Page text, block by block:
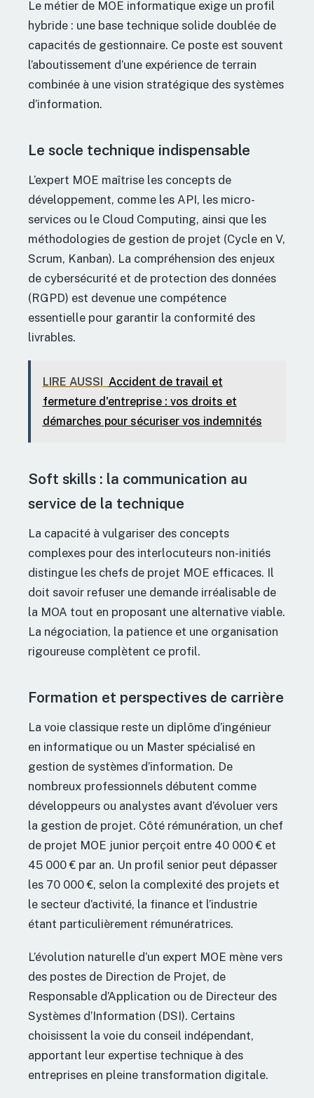
Le métier de MOE informatique exige un profil
hybride : une base technique solide doublée de
capacités de gestionnaire. Ce poste est souvent
l’aboutissement d’une expérience de terrain
combinée à une vision stratégique des systèmes
d’information.
Le socle technique indispensable
L’expert MOE maîtrise les concepts de
développement, comme les API, les micro-
services ou le Cloud Computing, ainsi que les
méthodologies de gestion de projet (Cycle en V,
Scrum, Kanban). La compréhension des enjeux
de cybersécurité et de protection des données
(RGPD) est devenue une compétence
essentielle pour garantir la conformité des
livrables.
LIRE AUSSI
Accident de travail et
fermeture d'entreprise : vos droits et
démarches pour sécuriser vos indemnités
Soft skills : la communication au
service de la technique
La capacité à vulgariser des concepts
complexes pour des interlocuteurs non-initiés
distingue les chefs de projet MOE efficaces. Il
doit savoir refuser une demande irréalisable de
la MOA tout en proposant une alternative viable.
La négociation, la patience et une organisation
rigoureuse complètent ce profil.
Formation et perspectives de carrière
La voie classique reste un diplôme d’ingénieur
en informatique ou un Master spécialisé en
gestion de systèmes d’information. De
nombreux professionnels débutent comme
développeurs ou analystes avant d’évoluer vers
la gestion de projet. Côté rémunération, un chef
de projet MOE junior perçoit entre 40 000 € et
45 000 € par an. Un profil senior peut dépasser
les 70 000 €, selon la complexité des projets et
le secteur d’activité, la finance et l’industrie
étant particulièrement rémunératrices.
L’évolution naturelle d’un expert MOE mène vers
des postes de Direction de Projet, de
Responsable d’Application ou de Directeur des
Systèmes d’Information (DSI). Certains
choisissent la voie du conseil indépendant,
apportant leur expertise technique à des
entreprises en pleine transformation digitale.